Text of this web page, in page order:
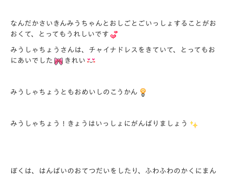
なんだかさいきんみうちゃんとおしごとごいっしょすることがお
おくて、とってもうれしいです
みうしゃちょうさんは、チャイナドレスをきていて、とってもお
にあいでした
きれい
みうしゃちょうともおめいしのこうかん
みうしゃちょう！きょうはいっしょにがんばりましょう
ぼくは、はんばいのおてつだいをしたり、ふわふわのかくにまん